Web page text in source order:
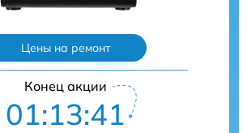
Цены на ремонт
Конец акции
01:13:40